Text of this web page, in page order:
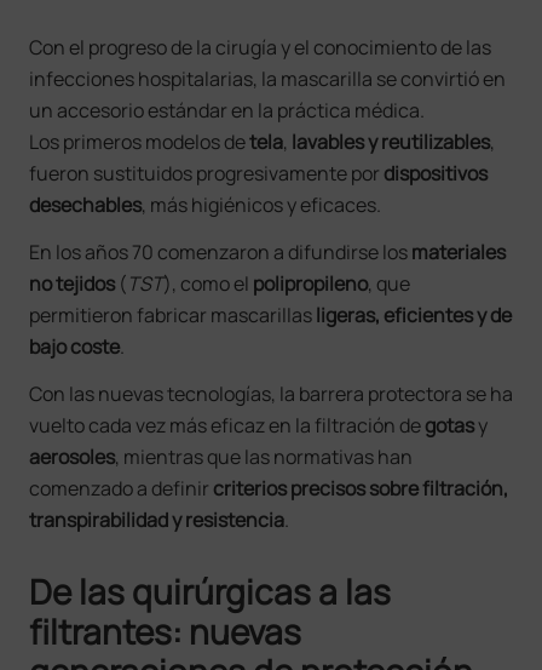
Con el progreso de la cirugía y el conocimiento de las
infecciones hospitalarias, la mascarilla se convirtió en
un accesorio estándar en la práctica médica.
Los primeros modelos detela, lavables y reutilizables,
fueron sustituidos progresivamente por dispositivos
desechables, más higiénicos y eficaces.
En los años 70 comenzaron a difundirse losmateriales
no tejidos (TST), como el polipropileno, que
permitieron fabricar mascarillasligeras, eficientes y de
bajo coste.
Con las nuevas tecnologías, la barrera protectora se ha
vuelto cada vez más eficaz en la filtración degotasy
aerosoles, mientras que las normativas han
comenzado a definir criterios precisos sobre filtración,
transpirabilidad y resistencia.
De las quirúrgicas a las
filtrantes: nuevas